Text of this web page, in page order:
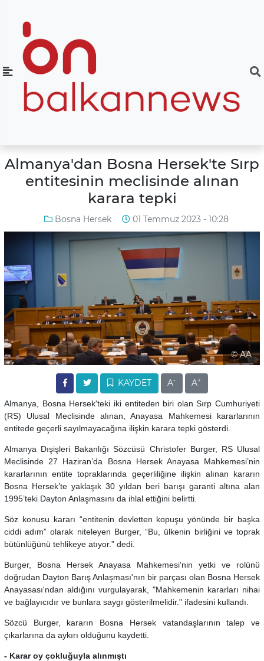
Almanya'dan Bosna Hersek'te Sırp
entitesinin meclisinde alınan
karara tepki
Bosna Hersek 01 Temmuz 2023 - 10:28
© AA
KAYDET A- A+
Almanya, Bosna Hersek'teki iki entiteden biri olan Sırp Cumhuriyeti
(RS) Ulusal Meclisinde alınan, Anayasa Mahkemesi kararlarının
entitede geçerli sayılmayacağına ilişkin karara tepki gösterdi.
Almanya Dışişleri Bakanlığı Sözcüsü Christofer Burger, RS Ulusal
Meclisinde 27 Haziran’da Bosna Hersek Anayasa Mahkemesi’nin
kararlarının entite topraklarında geçerliliğine ilişkin alınan kararın
Bosna Hersek’te yaklaşık 30 yıldan beri barışı garanti altına alan
1995’teki Dayton Anlaşmasını da ihlal ettiğini belirtti.
Söz konusu kararı “entitenin devletten kopuşu yönünde bir başka
ciddi adım” olarak niteleyen Burger, “Bu, ülkenin birliğini ve toprak
bütünlüğünü tehlikeye atıyor.” dedi.
Burger, Bosna Hersek Anayasa Mahkemesi'nin yetki ve rolünü
doğrudan Dayton Barış Anlaşması'nın bir parçası olan Bosna Hersek
Anayasası'ndan aldığını vurgulayarak, "Mahkemenin kararları nihai
ve bağlayıcıdır ve bunlara saygı gösterilmelidir." ifadesini kullandı.
Sözcü Burger, kararın Bosna Hersek vatandaşlarının talep ve
çıkarlarına da aykırı olduğunu kaydetti.
- Karar oy çokluğuyla alınmıştı